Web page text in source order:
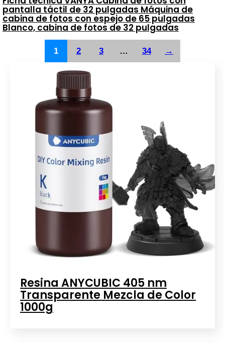
pantalla táctil de 32 pulgadas Máquina de
cabina de fotos con espejo de 65 pulgadas
Blanco, cabina de fotos de 32 pulgadas
1 2 3 … 34 →
Resina ANYCUBIC 405 nm
Transparente Mezcla de Color
1000g